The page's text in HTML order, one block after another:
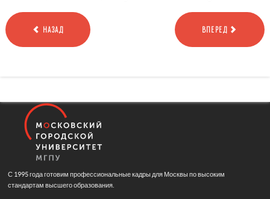
НАЗАД ВПЕРЕД
С 1995 года готовим профессиональные кадры для Москвы по высоким
стандартам высшего образования.